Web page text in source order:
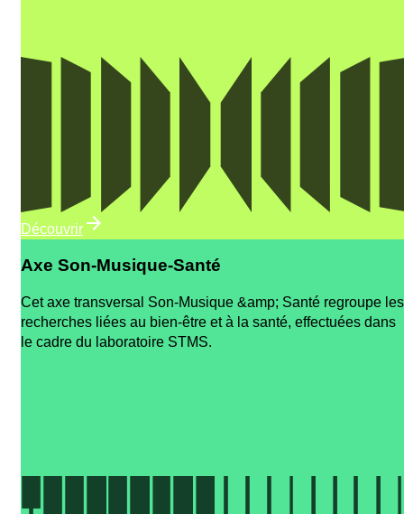
Découvrir
Axe Son-Musique-Santé
Cet axe transversal Son-Musique &amp; Santé regroupe les
recherches liées au bien-être et à la santé, effectuées dans
le cadre du laboratoire STMS.